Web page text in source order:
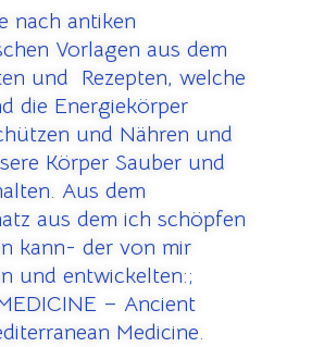
nach antiken
Vorlagen aus dem
und Rezepten, welche
die Energiekörper
und Nähren und
Körper Sauber und
Aus dem
aus dem ich schöpfen
kann- der von mir
und entwickelten:;
– Ancient
Medicine.